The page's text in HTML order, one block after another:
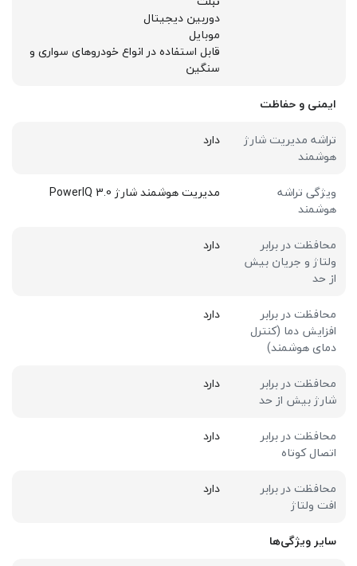
دوربین دیجیتال
موبایل
قابل استفاده در انواع خودروهای سواری و
سنگین
ایمنی و حفاظت
تراشه مدیریت شارژ
هوشمند
دارد
ویژگی تراشه
هوشمند
مدیریت هوشمند شارژ PowerIQ 3.0
محافظت در برابر
ولتاژ و جریان بیش
از حد
دارد
محافظت در برابر
افزایش دما (کنترل
دمای هوشمند)
دارد
محافظت در برابر
شارژ بیش از حد
دارد
محافظت در برابر
اتصال کوتاه
دارد
محافظت در برابر
افت ولتاژ
دارد
سایر ویژگی‌ها